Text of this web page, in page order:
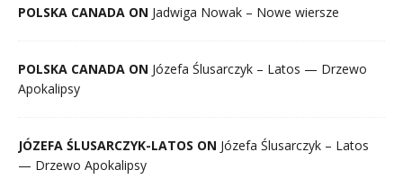
POLSKA CANADA ON Jadwiga Nowak – Nowe wiersze
POLSKA CANADA ON Józefa Ślusarczyk – Latos — Drzewo
Apokalipsy
JÓZEFA ŚLUSARCZYK-LATOS ON Józefa Ślusarczyk – Latos
— Drzewo Apokalipsy